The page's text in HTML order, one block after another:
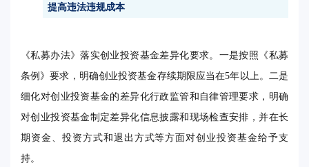
提高违法违规成本
《私募办法》落实创业投资基金差异化要求。一是按照《私募
条例》要求，明确创业投资基金存续期限应当在5年以上。二是
细化对创业投资基金的差异化行政监管和自律管理要求，明确
对创业投资基金制定差异化信息披露和现场检查安排，并在长
期资金、投资方式和退出方式等方面对创业投资基金给予支
持。